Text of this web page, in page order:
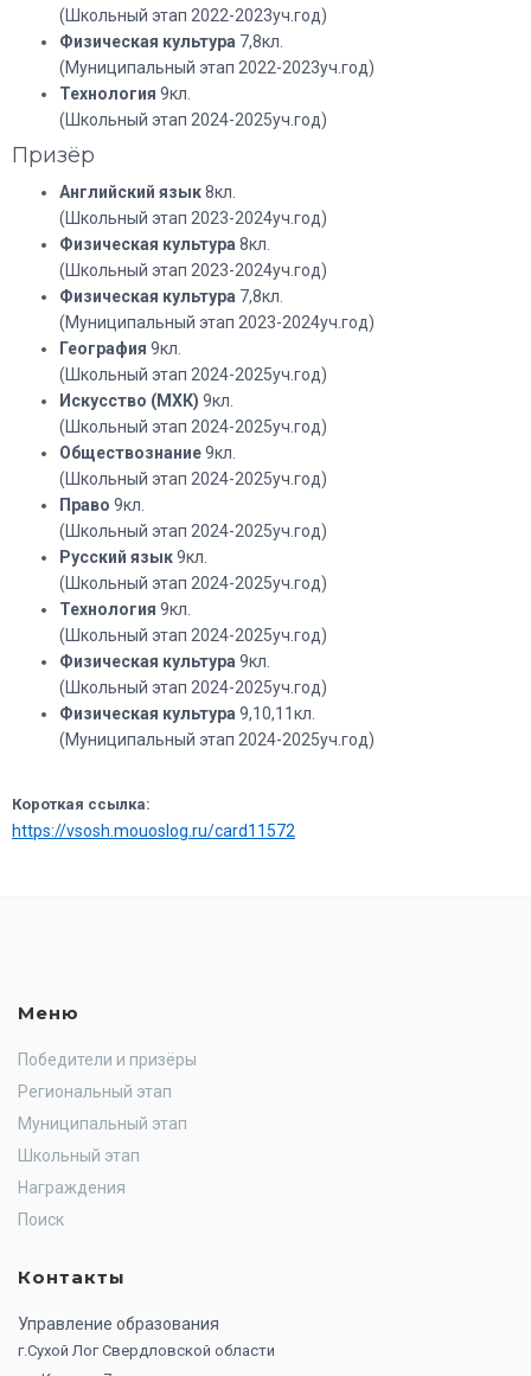
(Школьный этап 2022-2023уч.год)
Физическая культура 7,8кл.
(Муниципальный этап 2022-2023уч.год)
Технология 9кл.
(Школьный этап 2024-2025уч.год)
Призёр
Английский язык8кл.
(Школьный этап 2023-2024уч.год)
Физическая культура 8кл.
(Школьный этап 2023-2024уч.год)
Физическая культура 7,8кл.
(Муниципальный этап 2023-2024уч.год)
География 9кл.
(Школьный этап 2024-2025уч.год)
Искусство (МХК) 9кл.
(Школьный этап 2024-2025уч.год)
Обществознание9кл.
(Школьный этап 2024-2025уч.год)
Право 9кл.
(Школьный этап 2024-2025уч.год)
Русский язык9кл.
(Школьный этап 2024-2025уч.год)
Технология 9кл.
(Школьный этап 2024-2025уч.год)
Физическая культура 9кл.
(Школьный этап 2024-2025уч.год)
Физическая культура 9,10,11кл.
(Муниципальный этап 2024-2025уч.год)
Короткая ссылка:
https://vsosh.mouoslog.ru/card11572
Меню
Победители и призёры
Региональный этап
Муниципальный этап
Школьный этап
Награждения
Поиск
Контакты
Управление образования
г.Сухой Лог Свердловской области